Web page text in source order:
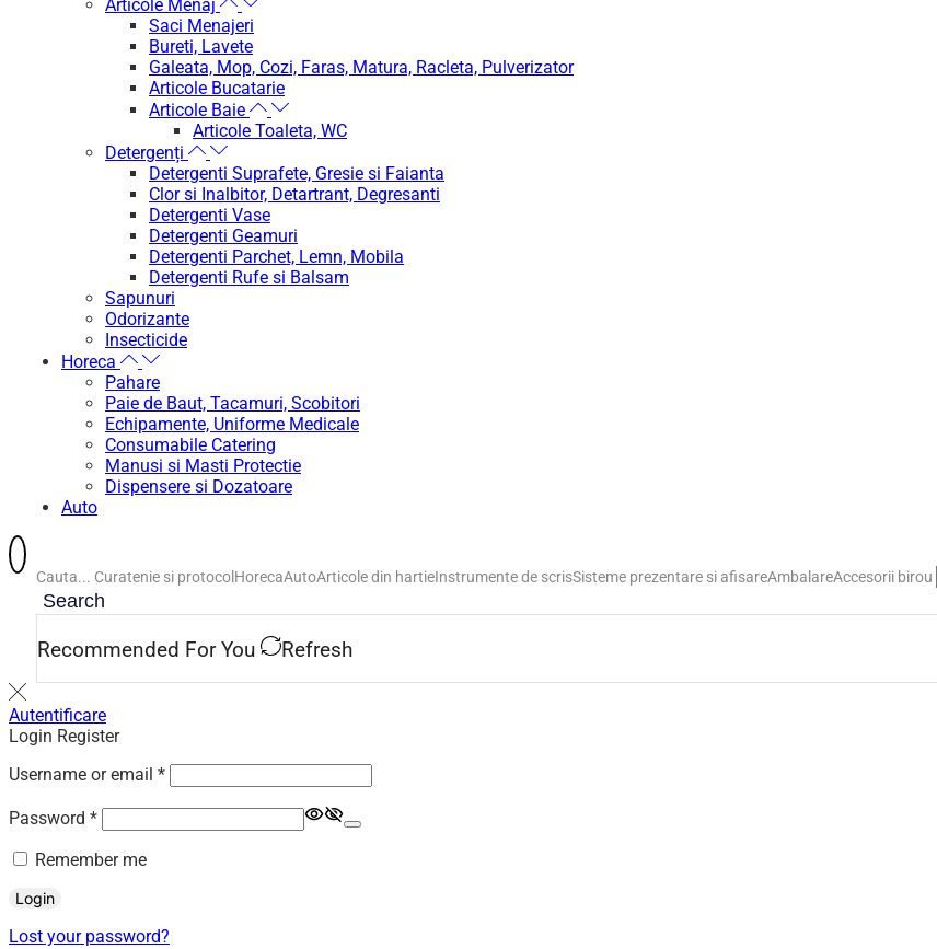
Articole Menaj
Saci Menajeri
Bureti, Lavete
Galeata, Mop, Cozi, Faras, Matura, Racleta, Pulverizator
Articole Bucatarie
Articole Baie
Articole Toaleta, WC
Detergenți
Detergenti Suprafete, Gresie si Faianta
Clor si Inalbitor, Detartrant, Degresanti
Detergenti Vase
Detergenti Geamuri
Detergenti Parchet, Lemn, Mobila
Detergenti Rufe si Balsam
Sapunuri
Odorizante
Insecticide
Horeca
Pahare
Paie de Baut, Tacamuri, Scobitori
Echipamente, Uniforme Medicale
Consumabile Catering
Manusi si Masti Protectie
Dispensere si Dozatoare
Auto
Cauta... Curatenie si protocol HorecaAutoArticole din hartieInstrumente de scrisSisteme prezentare si afisareAmbalareAccesorii birou
Search
Recommended For You Refresh
Autentificare
Login Register
Username or email *Required
Password *Required
Remember me
Login
Lost your password?